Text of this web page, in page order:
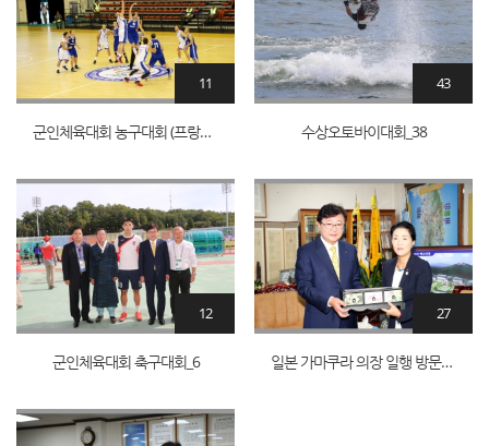
군인체육대회 농구대회 (프랑스-그리스)_9
11
수상오토바이대회_38
43
군인체육대회 축구대회_6
12
일본 가마쿠라 의장 일행 방문_19
27